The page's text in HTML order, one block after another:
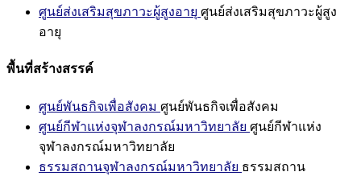
ศูนย์ส่งเสริมสุขภาวะผู้สูงอายุ ศูนย์ส่งเสริมสุขภาวะผู้สูง
อายุ
พื้นที่สร้างสรรค์
ศูนย์พันธกิจเพื่อสังคม ศูนย์พันธกิจเพื่อสังคม
ศูนย์กีฬาแห่งจุฬาลงกรณ์มหาวิทยาลัย ศูนย์กีฬาแห่ง
จุฬาลงกรณ์มหาวิทยาลัย
ธรรมสถานจุฬาลงกรณ์มหาวิทยาลัย ธรรมสถาน